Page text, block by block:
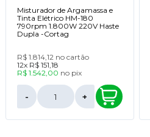
Misturador de Argamassa e
Tinta Elétrico HM-180
790rpm 1.800W 220V Haste
Dupla -Cortag
R$ 1.814,12 no cartão
12x R$ 151,18
R$ 1.542,00 no pix
- +